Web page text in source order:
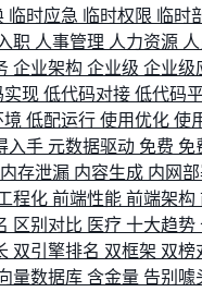
临时应急 临时权限 临时
职 人事管理 人力资源
企业架构 企业级 企业级
实现 低代码对接 低代码
境 低配运行 使用优化 使
入手 元数据驱动 免费 免
内存泄漏 内容生成 内网
程化 前端性能 前端架构
区别对比 医疗 十大趋势
双引擎排名 双框架 双榜
量数据库 含金量 告别噱